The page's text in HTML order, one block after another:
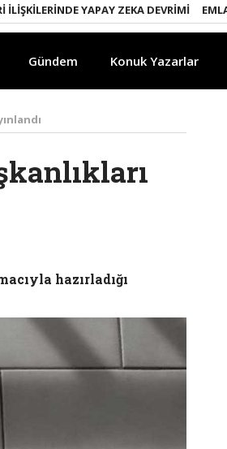
YAPAY ZEKA DEVRIMI EMLAKTA
Gündem Konuk Yazarlar
hazırladığı